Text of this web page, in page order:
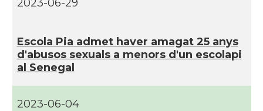
2023-06-29
Escola Pia admet haver amagat 25 anys
d'abusos sexuals a menors d'un escolapi
al Senegal
2023-06-04